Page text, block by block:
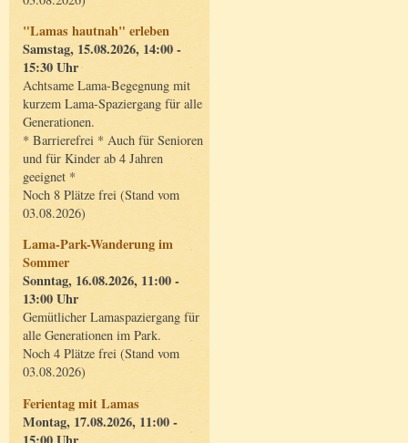
"Lamas hautnah" erleben
Samstag, 15.08.2026, 14:00 -
15:30 Uhr
Achtsame Lama-Begegnung mit
kurzem Lama-Spaziergang für alle
Generationen.
* Barrierefrei * Auch für Senioren
und für Kinder ab 4 Jahren
geeignet *
Noch 8 Plätze frei (Stand vom
03.08.2026)
Lama-Park-Wanderung im
Sommer
Sonntag, 16.08.2026, 11:00 -
13:00 Uhr
Gemütlicher Lamaspaziergang für
alle Generationen im Park.
Noch 4 Plätze frei (Stand vom
03.08.2026)
Ferientag mit Lamas
Montag, 17.08.2026, 11:00 -